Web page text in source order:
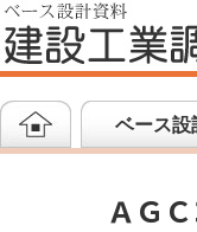
ベース設
ＡＧ